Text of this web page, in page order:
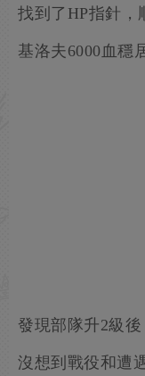
找到了HP指針，
基洛夫6000血穩
發現部隊升2級
沒想到戰役和遭